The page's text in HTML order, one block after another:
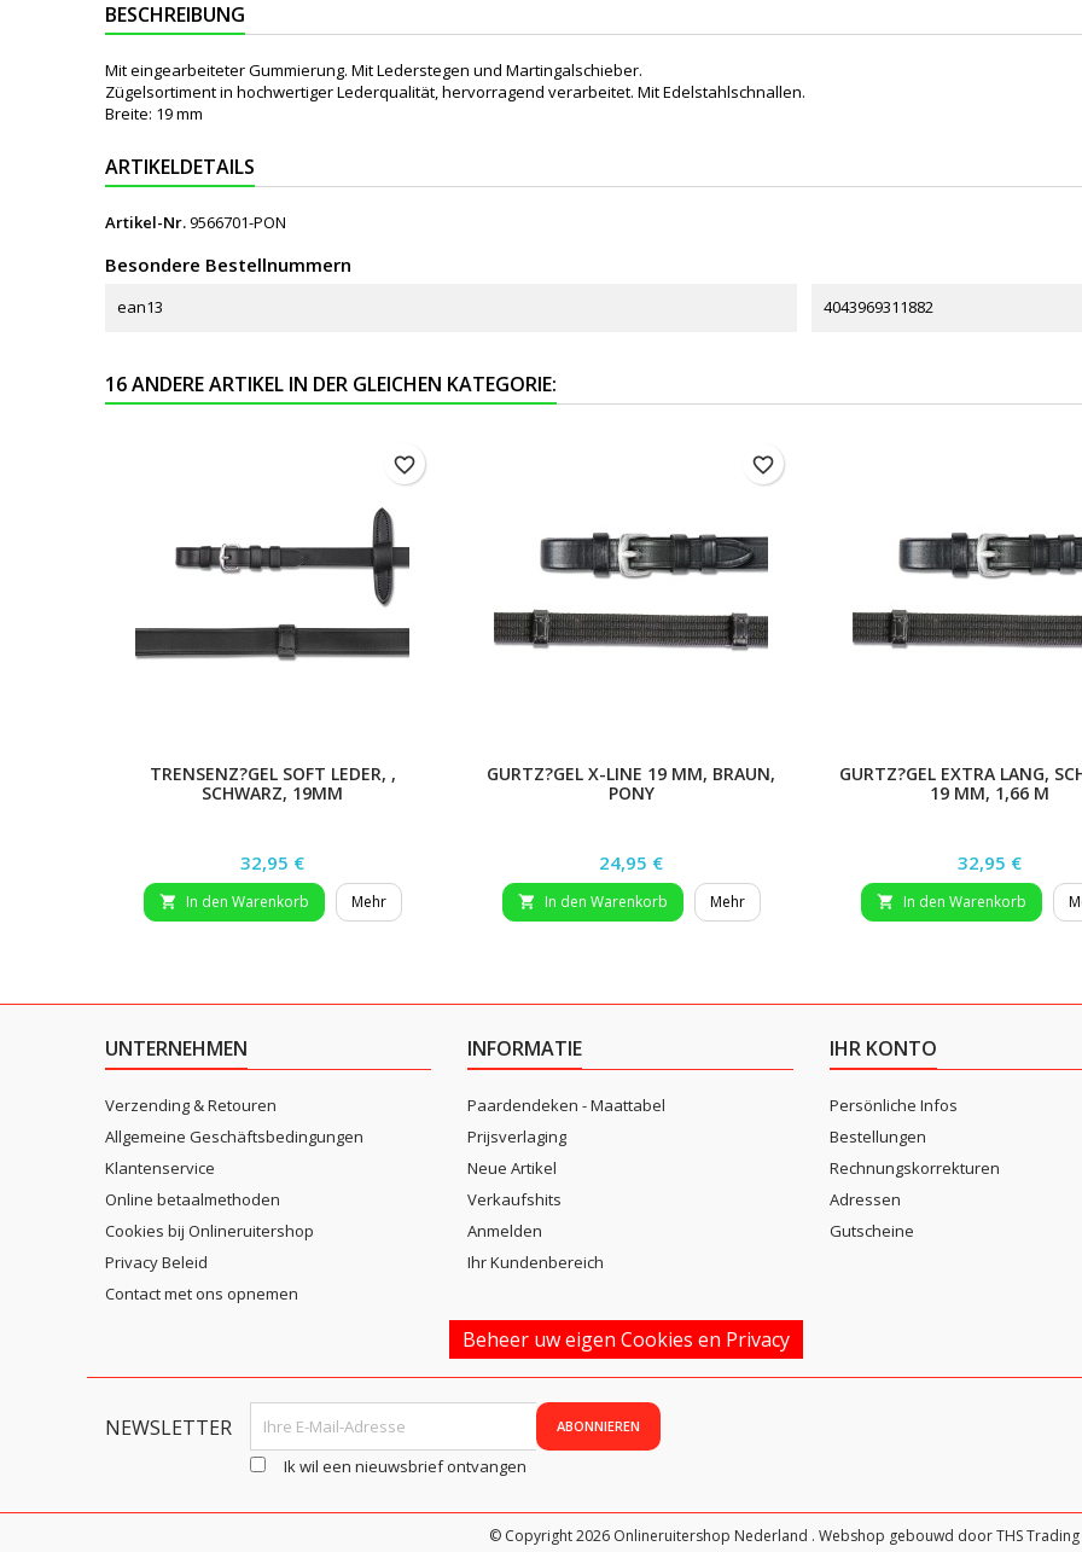
BESCHREIBUNG
Mit eingearbeiteter Gummierung. Mit Lederstegen und Martingalschieber.
Zügelsortiment in hochwertiger Lederqualität, hervorragend verarbeitet. Mit Edelstahlschnallen.
Breite: 19 mm
ARTIKELDETAILS
Artikel-Nr.9566701-PON
Besondere Bestellnummern
ean13 4043969311882
16 ANDERE ARTIKEL IN DER GLEICHEN KATEGORIE:
TRENSENZ?GEL SOFT LEDER, ,
SCHWARZ, 19MM
Preis
32,95 €
 In den Warenkorb Mehr
favorite_border
GURTZ?GEL X-LINE 19 MM, BRAUN,
PONY
Preis
24,95 €
 In den Warenkorb Mehr
favorite_border
GURTZ?GEL EXTRA LANG,
19 MM, 1,66 M
Preis
32,95 €
 In den Warenkorb
UNTERNEHMEN
Verzending & Retouren
Allgemeine Geschäftsbedingungen
Klantenservice
Online betaalmethoden
Cookies bij Onlineruitershop
Privacy Beleid
Contact met ons opnemen
INFORMATIE
Paardendeken - Maattabel
Prijsverlaging
Neue Artikel
Verkaufshits
Anmelden
Ihr Kundenbereich
IHR KONTO
Persönliche Infos
Bestellungen
Rechnungskorrekturen
Adressen
Gutscheine
Beheer uw eigen Cookies en Privacy
NEWSLETTER
Ik wil een nieuwsbrief ontvangen
© Copyright 2026 Onlineruitershop Nederland . Webshop gebouwd door THS Trading